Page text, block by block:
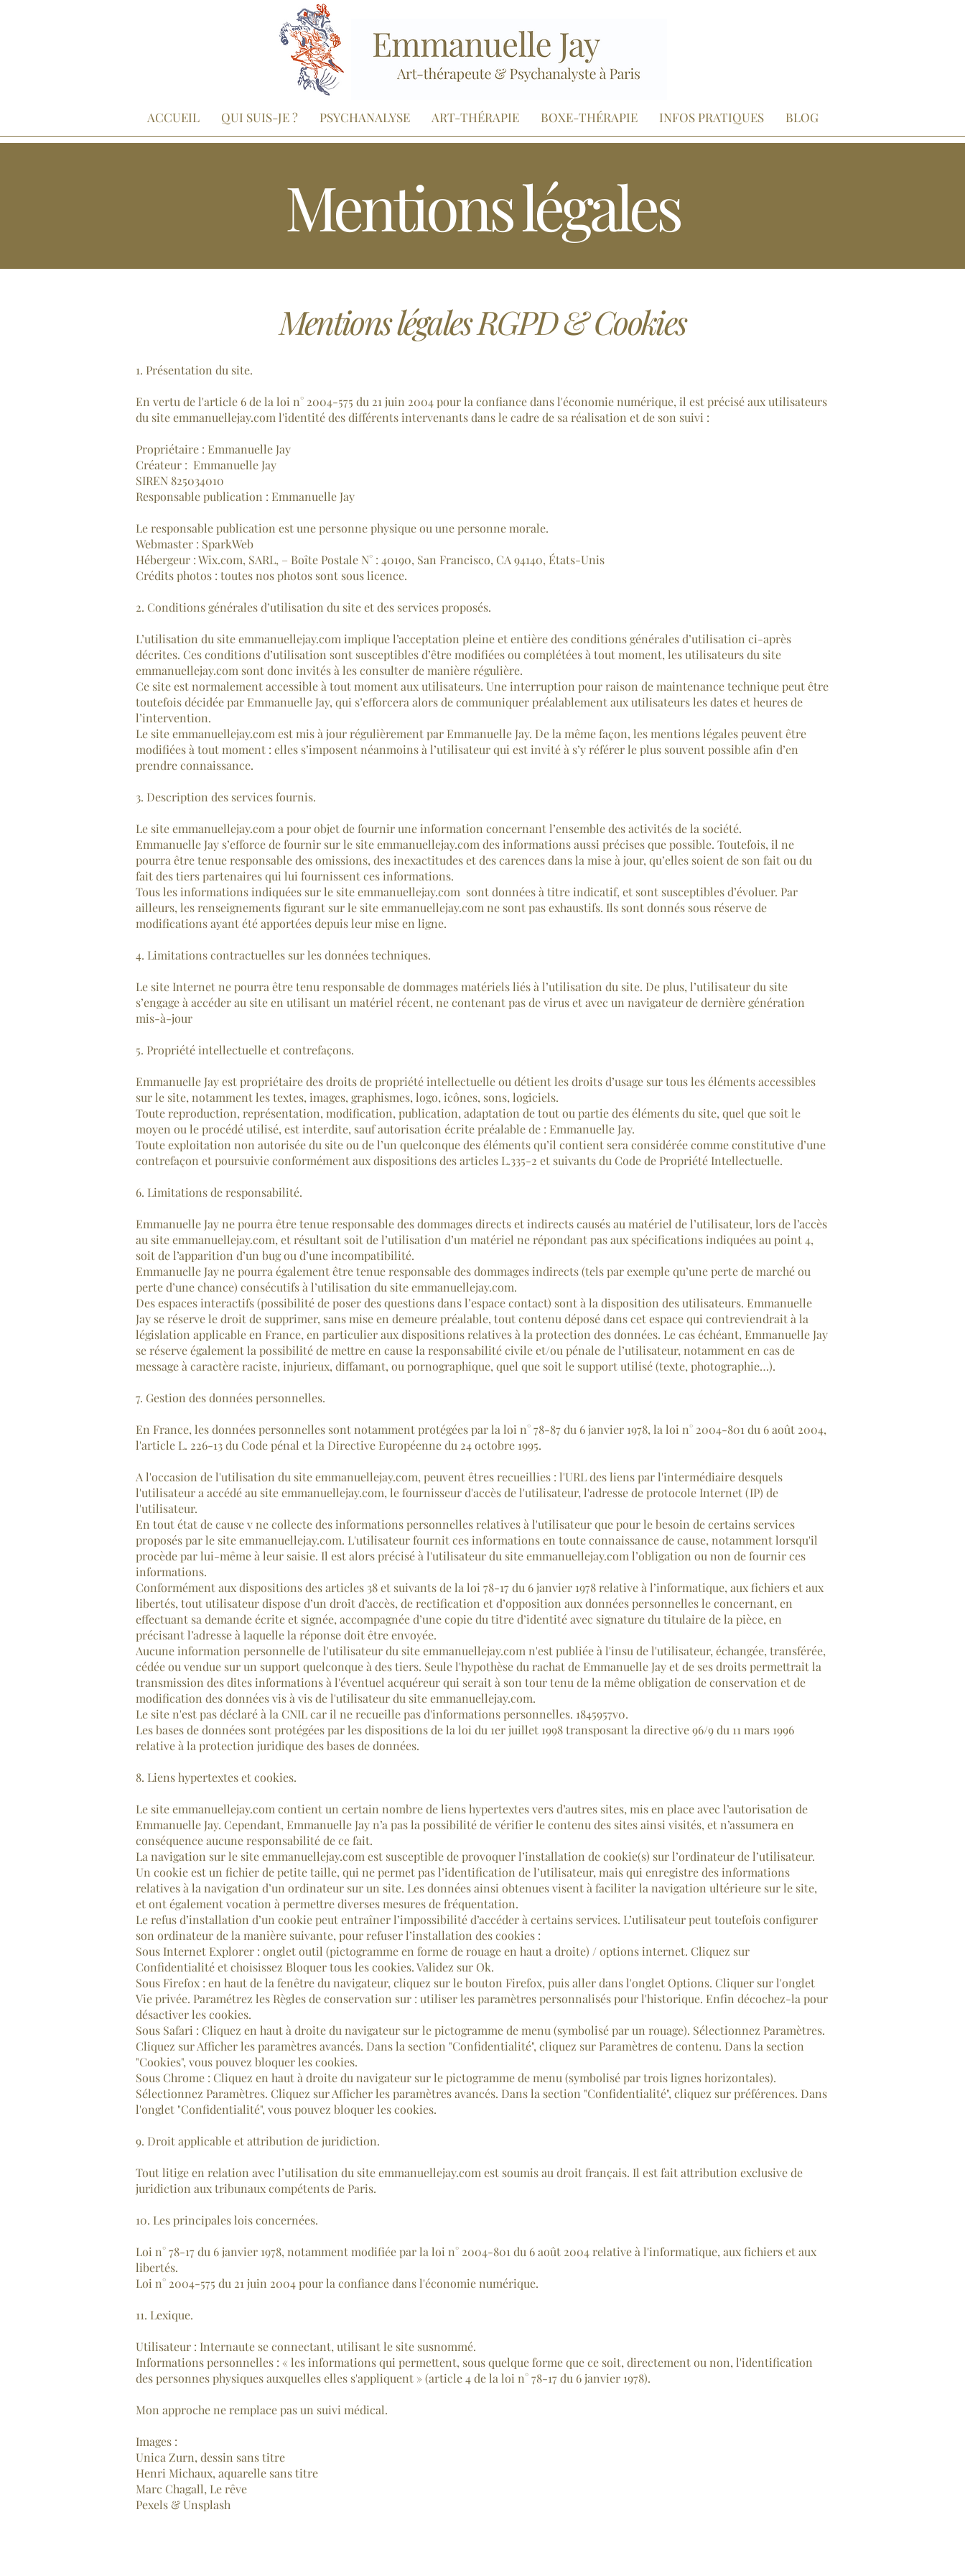
ACCUEIL QUI SUIS-JE ? PSYCHANALYSE ART-THÉRAPIE BOXE-THÉRAPIE INFOS PRATIQUES BLOG
Mentions légales
Mentions légales RGPD & Cookies
1. Présentation du site.
En vertu de l'article 6 de la loi n° 2004-575 du 21 juin 2004 pour la confiance dans l'économie numérique, il est précisé aux utilisateurs
du site emmanuellejay.com l'identité des différents intervenants dans le cadre de sa réalisation et de son suivi :
Propriétaire : Emmanuelle Jay
Créateur : Emmanuelle Jay
SIREN 825034010
Responsable publication : Emmanuelle Jay
Le responsable publication est une personne physique ou une personne morale.
Webmaster : SparkWeb
Hébergeur : Wix.com, SARL, – Boîte Postale N° : 40190, San Francisco, CA 94140, États-Unis
Crédits photos : toutes nos photos sont sous licence.
2. Conditions générales d’utilisation du site et des services proposés.
L’utilisation du site emmanuellejay.com implique l’acceptation pleine et entière des conditions générales d’utilisation ci-après
décrites. Ces conditions d’utilisation sont susceptibles d’être modifiées ou complétées à tout moment, les utilisateurs du site
emmanuellejay.com sont donc invités à les consulter de manière régulière.
Ce site est normalement accessible à tout moment aux utilisateurs. Une interruption pour raison de maintenance technique peut être
toutefois décidée par Emmanuelle Jay, qui s’efforcera alors de communiquer préalablement aux utilisateurs les dates et heures de
l’intervention.
Le site emmanuellejay.com est mis à jour régulièrement par Emmanuelle Jay. De la même façon, les mentions légales peuvent être
modifiées à tout moment : elles s’imposent néanmoins à l’utilisateur qui est invité à s’y référer le plus souvent possible afin d’en
prendre connaissance.
3. Description des services fournis.
Le site emmanuellejay.com a pour objet de fournir une information concernant l’ensemble des activités de la société.
Emmanuelle Jay s’efforce de fournir sur le site emmanuellejay.com des informations aussi précises que possible. Toutefois, il ne
pourra être tenue responsable des omissions, des inexactitudes et des carences dans la mise à jour, qu’elles soient de son fait ou du
fait des tiers partenaires qui lui fournissent ces informations.
Tous les informations indiquées sur le site emmanuellejay.com sont données à titre indicatif, et sont susceptibles d’évoluer. Par
ailleurs, les renseignements figurant sur le site emmanuellejay.com ne sont pas exhaustifs. Ils sont donnés sous réserve de
modifications ayant été apportées depuis leur mise en ligne.
4. Limitations contractuelles sur les données techniques.
Le site Internet ne pourra être tenu responsable de dommages matériels liés à l’utilisation du site. De plus, l’utilisateur du site
s’engage à accéder au site en utilisant un matériel récent, ne contenant pas de virus et avec un navigateur de dernière génération
mis-à-jour
5. Propriété intellectuelle et contrefaçons.
Emmanuelle Jay est propriétaire des droits de propriété intellectuelle ou détient les droits d’usage sur tous les éléments accessibles
sur le site, notamment les textes, images, graphismes, logo, icônes, sons, logiciels.
Toute reproduction, représentation, modification, publication, adaptation de tout ou partie des éléments du site, quel que soit le
moyen ou le procédé utilisé, est interdite, sauf autorisation écrite préalable de : Emmanuelle Jay.
Toute exploitation non autorisée du site ou de l’un quelconque des éléments qu’il contient sera considérée comme constitutive d’une
contrefaçon et poursuivie conformément aux dispositions des articles L.335-2 et suivants du Code de Propriété Intellectuelle.
6. Limitations de responsabilité.
Emmanuelle Jay ne pourra être tenue responsable des dommages directs et indirects causés au matériel de l’utilisateur, lors de l’accès
au site emmanuellejay.com, et résultant soit de l’utilisation d’un matériel ne répondant pas aux spécifications indiquées au point 4,
soit de l’apparition d’un bug ou d’une incompatibilité.
Emmanuelle Jay ne pourra également être tenue responsable des dommages indirects (tels par exemple qu’une perte de marché ou
perte d’une chance) consécutifs à l’utilisation du site emmanuellejay.com.
Des espaces interactifs (possibilité de poser des questions dans l’espace contact) sont à la disposition des utilisateurs. Emmanuelle
Jay se réserve le droit de supprimer, sans mise en demeure préalable, tout contenu déposé dans cet espace qui contreviendrait à la
législation applicable en France, en particulier aux dispositions relatives à la protection des données. Le cas échéant, Emmanuelle Jay
se réserve également la possibilité de mettre en cause la responsabilité civile et/ou pénale de l’utilisateur, notamment en cas de
message à caractère raciste, injurieux, diffamant, ou pornographique, quel que soit le support utilisé (texte, photographie…).
7. Gestion des données personnelles.
En France, les données personnelles sont notamment protégées par la loi n° 78-87 du 6 janvier 1978, la loi n° 2004-801 du 6 août 2004,
l'article L. 226-13 du Code pénal et la Directive Européenne du 24 octobre 1995.
A l'occasion de l'utilisation du site emmanuellejay.com, peuvent êtres recueillies : l'URL des liens par l'intermédiaire desquels
l'utilisateur a accédé au site emmanuellejay.com, le fournisseur d'accès de l'utilisateur, l'adresse de protocole Internet (IP) de
l'utilisateur.
En tout état de cause v ne collecte des informations personnelles relatives à l'utilisateur que pour le besoin de certains services
proposés par le site emmanuellejay.com. L'utilisateur fournit ces informations en toute connaissance de cause, notamment lorsqu'il
procède par lui-même à leur saisie. Il est alors précisé à l'utilisateur du site emmanuellejay.com l’obligation ou non de fournir ces
informations.
Conformément aux dispositions des articles 38 et suivants de la loi 78-17 du 6 janvier 1978 relative à l’informatique, aux fichiers et aux
libertés, tout utilisateur dispose d’un droit d’accès, de rectification et d’opposition aux données personnelles le concernant, en
effectuant sa demande écrite et signée, accompagnée d’une copie du titre d’identité avec signature du titulaire de la pièce, en
précisant l’adresse à laquelle la réponse doit être envoyée.
Aucune information personnelle de l'utilisateur du site emmanuellejay.com n'est publiée à l'insu de l'utilisateur, échangée, transférée,
cédée ou vendue sur un support quelconque à des tiers. Seule l'hypothèse du rachat de Emmanuelle Jay et de ses droits permettrait la
transmission des dites informations à l'éventuel acquéreur qui serait à son tour tenu de la même obligation de conservation et de
modification des données vis à vis de l'utilisateur du site emmanuellejay.com.
Le site n'est pas déclaré à la CNIL car il ne recueille pas d'informations personnelles. 1845957v0.
Les bases de données sont protégées par les dispositions de la loi du 1er juillet 1998 transposant la directive 96/9 du 11 mars 1996
relative à la protection juridique des bases de données.
8. Liens hypertextes et cookies.
Le site emmanuellejay.com contient un certain nombre de liens hypertextes vers d’autres sites, mis en place avec l’autorisation de
Emmanuelle Jay. Cependant, Emmanuelle Jay n’a pas la possibilité de vérifier le contenu des sites ainsi visités, et n’assumera en
conséquence aucune responsabilité de ce fait.
La navigation sur le site emmanuellejay.com est susceptible de provoquer l’installation de cookie(s) sur l’ordinateur de l’utilisateur.
Un cookie est un fichier de petite taille, qui ne permet pas l’identification de l’utilisateur, mais qui enregistre des informations
relatives à la navigation d’un ordinateur sur un site. Les données ainsi obtenues visent à faciliter la navigation ultérieure sur le site,
et ont également vocation à permettre diverses mesures de fréquentation.
Le refus d’installation d’un cookie peut entraîner l’impossibilité d’accéder à certains services. L’utilisateur peut toutefois configurer
son ordinateur de la manière suivante, pour refuser l’installation des cookies :
Sous Internet Explorer : onglet outil (pictogramme en forme de rouage en haut a droite) / options internet. Cliquez sur
Confidentialité et choisissez Bloquer tous les cookies. Validez sur Ok.
Sous Firefox : en haut de la fenêtre du navigateur, cliquez sur le bouton Firefox, puis aller dans l'onglet Options. Cliquer sur l'onglet
Vie privée. Paramétrez les Règles de conservation sur : utiliser les paramètres personnalisés pour l'historique. Enfin décochez-la pour
désactiver les cookies.
Sous Safari : Cliquez en haut à droite du navigateur sur le pictogramme de menu (symbolisé par un rouage). Sélectionnez Paramètres.
Cliquez sur Afficher les paramètres avancés. Dans la section "Confidentialité", cliquez sur Paramètres de contenu. Dans la section
"Cookies", vous pouvez bloquer les cookies.
Sous Chrome : Cliquez en haut à droite du navigateur sur le pictogramme de menu (symbolisé par trois lignes horizontales).
Sélectionnez Paramètres. Cliquez sur Afficher les paramètres avancés. Dans la section "Confidentialité", cliquez sur préférences. Dans
l'onglet "Confidentialité", vous pouvez bloquer les cookies.
9. Droit applicable et attribution de juridiction.
Tout litige en relation avec l’utilisation du site emmanuellejay.com est soumis au droit français. Il est fait attribution exclusive de
juridiction aux tribunaux compétents de Paris.
10. Les principales lois concernées.
Loi n° 78-17 du 6 janvier 1978, notamment modifiée par la loi n° 2004-801 du 6 août 2004 relative à l'informatique, aux fichiers et aux
libertés.
Loi n° 2004-575 du 21 juin 2004 pour la confiance dans l'économie numérique.
11. Lexique.
Utilisateur : Internaute se connectant, utilisant le site susnommé.
Informations personnelles : « les informations qui permettent, sous quelque forme que ce soit, directement ou non, l'identification
des personnes physiques auxquelles elles s'appliquent » (article 4 de la loi n° 78-17 du 6 janvier 1978).
Mon approche ne remplace pas un suivi médical.
Images :
Unica Zurn, dessin sans titre
Henri Michaux, aquarelle sans titre
Marc Chagall, Le rêve
Pexels & Unsplash